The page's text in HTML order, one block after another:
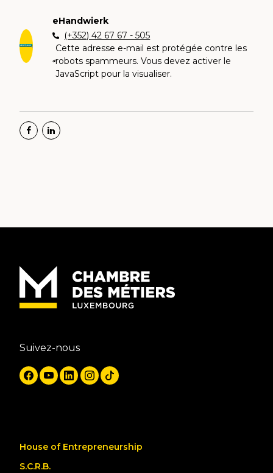
eHandwierk
(+352) 42 67 67 - 505
Cette adresse e-mail est protégée contre les
robots spammeurs. Vous devez activer le
JavaScript pour la visualiser.
Suivez-nous
House of Entrepreneurship
S.C.R.B.